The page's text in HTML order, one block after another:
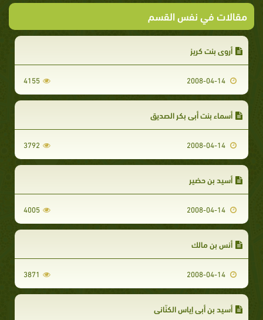
مقالات في نفس القسم
أروى بنت كريز
4155
أسماء بنت أبي بكر الصديق
3792
أسيد بن حضير
4005
أنس بن مالك
3871
أسيد بن أبي إياس الكنّاني